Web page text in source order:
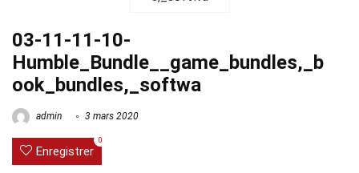
03-11-11-10-
Humble_Bundle__game_bundles,_b
ook_bundles,_softwa
admin 3 mars 2020
Enregistrer
0